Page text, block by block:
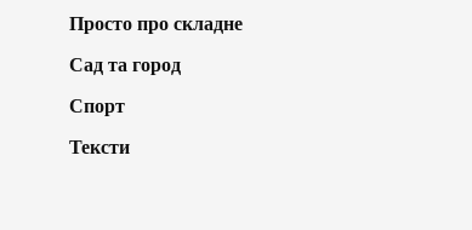
Просто про складне
Сад та город
Спорт
Тексти